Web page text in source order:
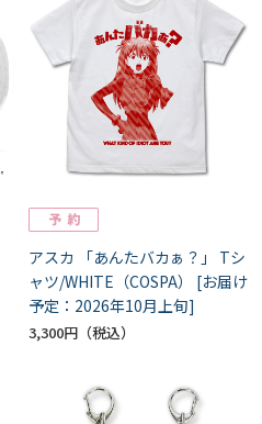
アスカ 「あんたバカぁ？」 Tシ
ャツ/WHITE（COSPA） [お届け
予定：2026年10月上旬]
3,300円